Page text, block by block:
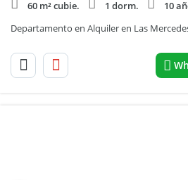
60 m² cubie.
1 dorm.
10
Departamento en Alquiler en Las